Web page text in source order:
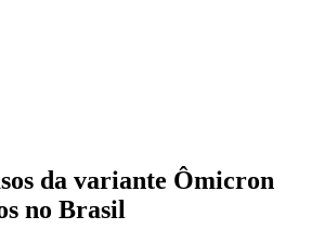
da variante Ômicron
no Brasil